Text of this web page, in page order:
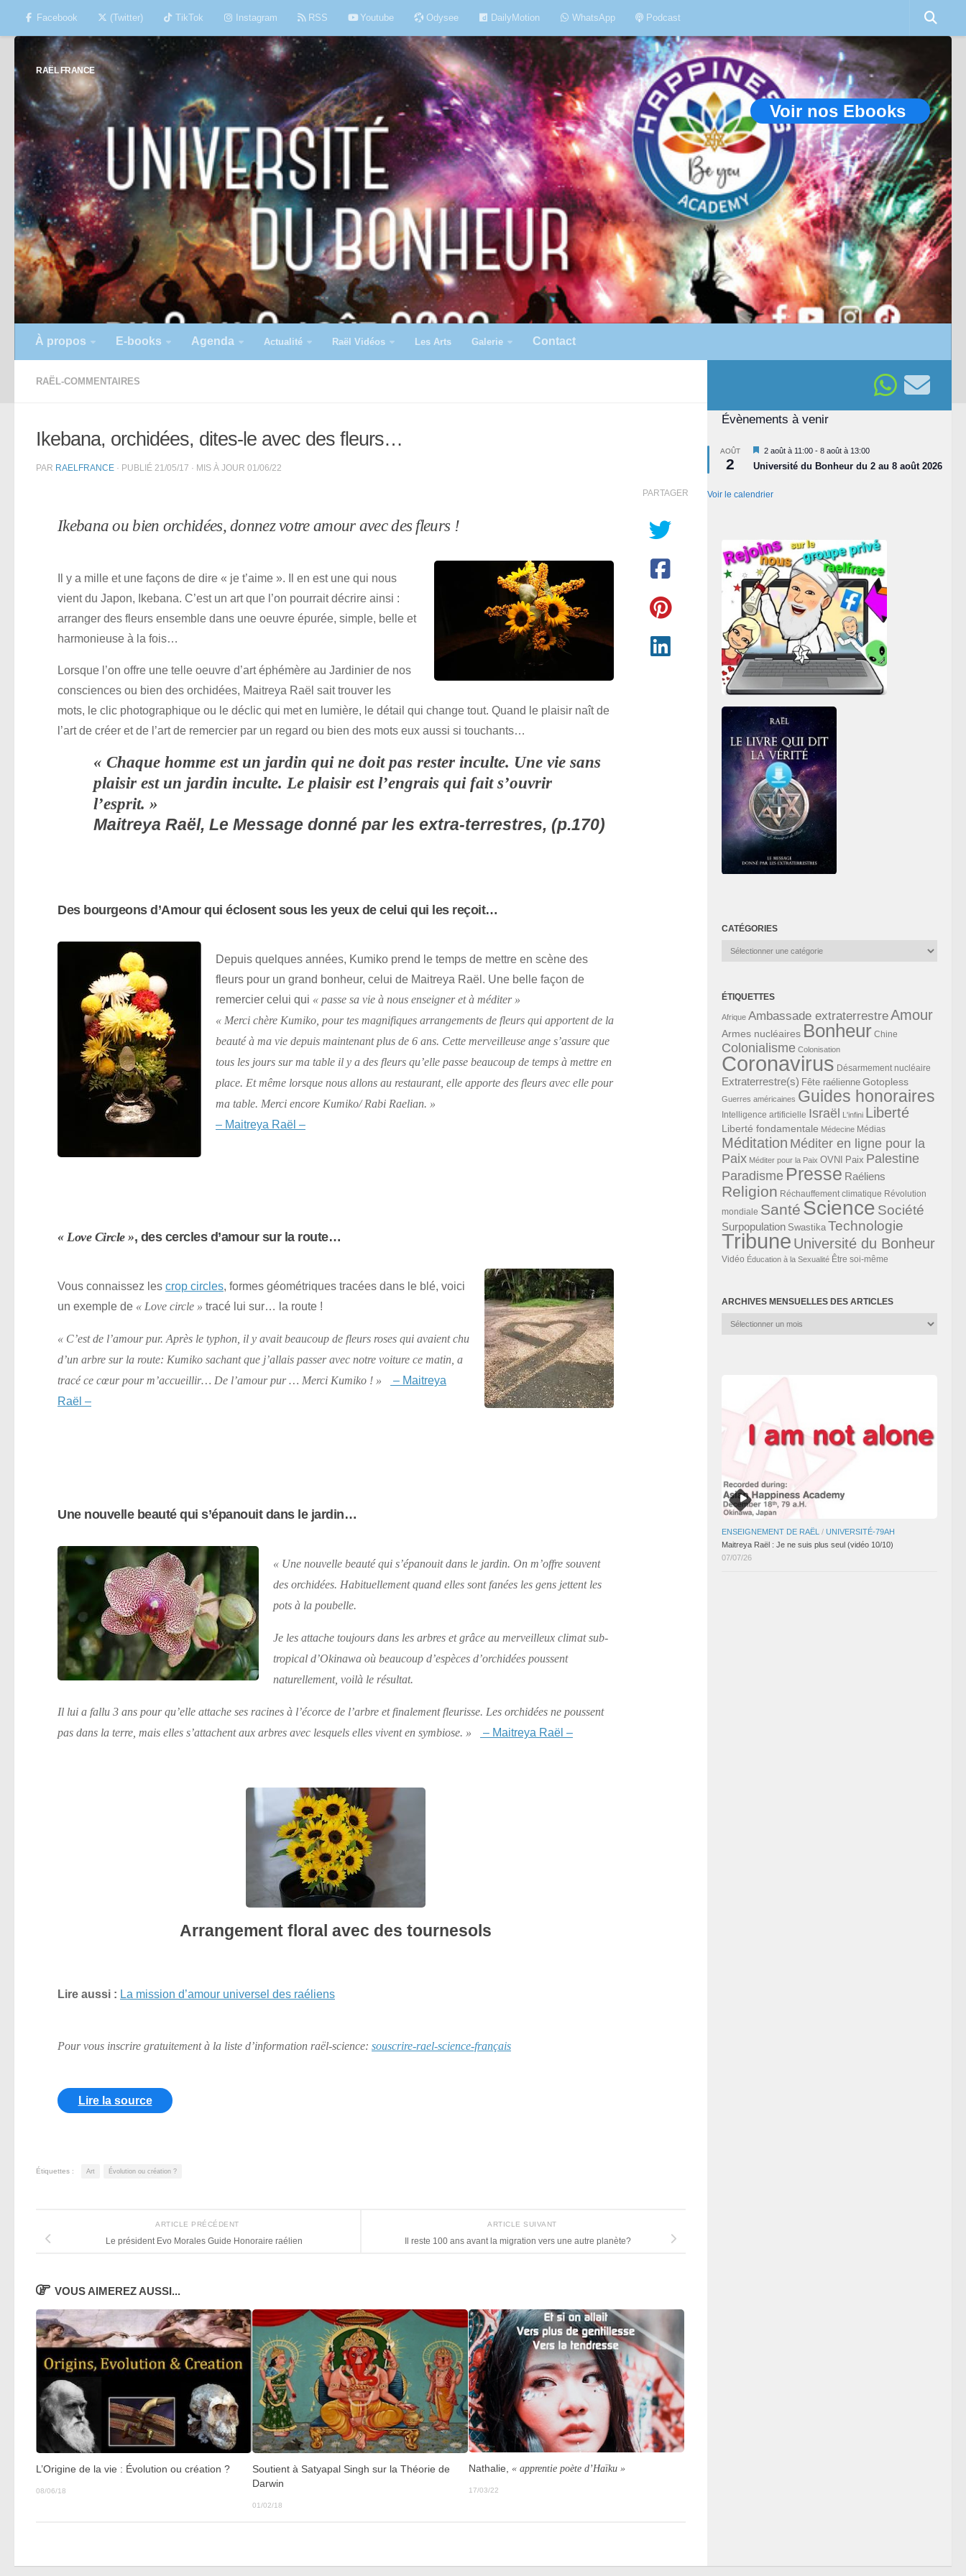
Skip to content
Facebook (Twitter) TikTok Instagram RSS Youtube Odysee DailyMotion WhatsApp Podcast
RAËL FRANCE
Voir nos Ebooks
À propos E-books Agenda Actualité Raël Vidéos Les Arts Galerie Contact
RAËL-COMMENTAIRES
Ikebana, orchidées, dites-le avec des fleurs…
PAR RAELFRANCE · PUBLIÉ 21/05/17 · MIS À JOUR 01/06/22
Ikebana ou bien orchidées, donnez votre amour avec des fleurs !
Il y a mille et une façons de dire « je t’aime ». Il en est une qui nous
vient du Japon, Ikebana. C’est un art que l’on pourrait décrire ainsi :
arranger des fleurs ensemble dans une oeuvre épurée, simple, belle et
harmonieuse à la fois…
Lorsque l’on offre une telle oeuvre d’art éphémère au Jardinier de nos
consciences ou bien des orchidées, Maitreya Raël sait trouver les
mots, le clic photographique ou le déclic qui met en lumière, le détail qui change tout. Quand le plaisir naît de
l’art de créer et de l’art de remercier par un regard ou bien des mots eux aussi si touchants…
« Chaque homme est un jardin qui ne doit pas rester inculte. Une vie sans
plaisir est un jardin inculte. Le plaisir est l’engrais qui fait s’ouvrir
l’esprit. »
Maitreya Raël, Le Message donné par les extra-terrestres, (p.170)
Des bourgeons d’Amour qui éclosent sous les yeux de celui qui les reçoit…
Depuis quelques années, Kumiko prend le temps de mettre en scène des
fleurs pour un grand bonheur, celui de Maitreya Raël. Une belle façon de
remercier celui qui « passe sa vie à nous enseigner et à méditer »
« Merci chère Kumiko, pour tes magnifiques arrangements de fleurs qui apportent de la
beauté à ma vie depuis maintenant plus de 6 ans. Cette merveilleuse ange s’assure que
tous les jours sur ma table il y a des fleurs qu’elle passe beaucoup de temps à mettre en
place. Et même lorsque nous allons au restaurant, elle apporte des fleurs avec elle pour
ma table. Merci encore Kumiko/ Rabi Raelian. »
– Maitreya Raël –
« Love Circle », des cercles d’amour sur la route…
Vous connaissez les crop circles, formes géométriques tracées dans le blé, voici
un exemple de « Love circle » tracé lui sur… la route !
« C’est de l’amour pur. Après le typhon, il y avait beaucoup de fleurs roses qui avaient chu
d’un arbre sur la route: Kumiko sachant que j’allais passer avec notre voiture ce matin, a
tracé ce cœur pour m’accueillir… De l’amour pur … Merci Kumiko ! »
– Maitreya
Raël –
Une nouvelle beauté qui s’épanouit dans le jardin…
« Une nouvelle beauté qui s’épanouit dans le jardin. On m’offre souvent
des orchidées. Habituellement quand elles sont fanées les gens jettent les
pots à la poubelle.
Je les attache toujours dans les arbres et grâce au merveilleux climat sub-
tropical d’Okinawa où beaucoup d’espèces d’orchidées poussent
naturellement, voilà le résultat.
Il lui a fallu 3 ans pour qu’elle attache ses racines à l’écorce de l’arbre et finalement fleurisse. Les orchidées ne poussent
pas dans la terre, mais elles s’attachent aux arbres avec lesquels elles vivent en symbiose. »
– Maitreya Raël –
Arrangement floral avec des tournesols
Lire aussi : La mission d’amour universel des raéliens
Pour vous inscrire gratuitement à la liste d’information raël-science: souscrire-rael-science-français
Lire la source
PARTAGER
Étiquettes : Art Évolution ou création ?
ARTICLE SUIVANT
Il reste 100 ans avant la migration vers une autre planète?
ARTICLE PRÉCÉDENT
Le président Evo Morales Guide Honoraire raélien
VOUS AIMEREZ AUSSI...
L’Origine de la vie : Évolution ou création ?
08/06/18
Soutient à Satyapal Singh sur la Théorie de
Darwin
01/02/18
Nathalie,« apprentie poète d’Haïku »
17/03/22
Évènements à venir
AOÛT
2
Mis
en
avant
2 août à 11:00 - 8 août à 13:00
Université du Bonheur du 2 au 8 août 2026
Voir le calendrier
CATÉGORIES
Catégories
ÉTIQUETTES
Afrique Ambassade extraterrestreAmour
Armes nucléaires Bonheur Chine
Colonialisme Colonisation
Coronavirus Désarmement nucléaire
Extraterrestre(s) Fête raélienne Gotopless
Guerres américaines Guides honoraires
Intelligence artificielle Israël L'infini Liberté
Liberté fondamentale Médecine Médias
Méditation Méditer en ligne pour la
Paix Méditer pour la Paix OVNI Paix Palestine
Paradisme Presse Raéliens
Religion Réchauffement climatique Révolution
mondiale Santé Science Société
Surpopulation Swastika Technologie
Tribune Université du Bonheur
Vidéo Éducation à la Sexualité Être soi-même
ARCHIVES MENSUELLES DES ARTICLES
Archives
ENSEIGNEMENT DE RAËL / UNIVERSITÉ-79AH
Maitreya Raël : Je ne suis plus seul (vidéo 10/10)
07/07/26